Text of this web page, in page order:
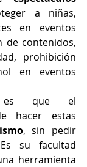
a niñas,
en eventos
de contenidos,
prohibición
en eventos
es que el
hacer estas
, sin pedir
su facultad
herramienta